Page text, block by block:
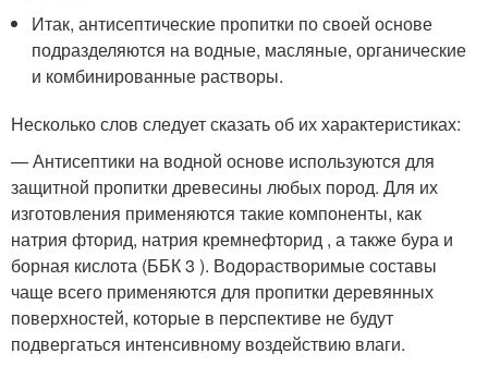
Итак, антисептические пропитки по своей основе
подразделяются на водные, масляные, органические
и комбинированные растворы.
Несколько слов следует сказать об их характеристиках:
— Антисептики на водной основе используются для
защитной пропитки древесины любых пород. Для их
изготовления применяются такие компоненты, как
натрия фторид, натрия кремнефторид , а также бура и
борная кислота (ББК 3 ). Водорастворимые составы
чаще всего применяются для пропитки деревянных
поверхностей, которые в перспективе не будут
подвергаться интенсивному воздействию влаги.